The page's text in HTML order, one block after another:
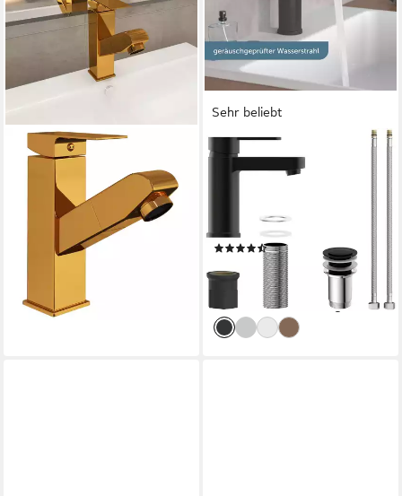
VIDAXL
Waschtischarmatur
Waschbeckenarmatur mit
Herausziehbarer Brause
Golden 157x172 mm
37,87 €
Sehr beliebt
Waschtischarmatur
Montage
(127)
UVP 124,99 €
-36%
lieferbar - in 3-4 Werktagen bei dir